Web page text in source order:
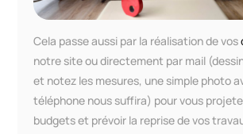
Cela passe aussi par la réalisation de vos
notre site ou directement par mail
et notez les mesures, une simple photo
téléphone nous suffira) pour vous
budgets et prévoir la reprise de vos